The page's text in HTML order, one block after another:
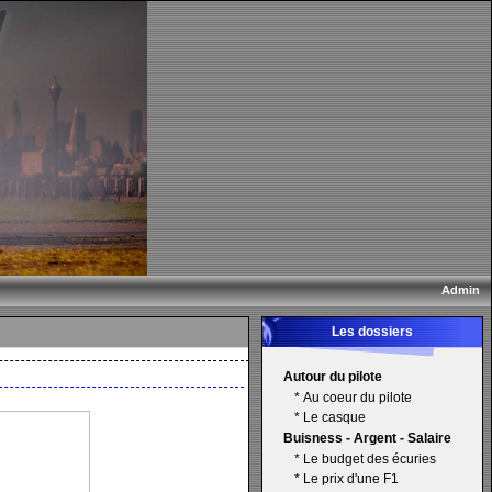
Admin
Les dossiers
Autour du pilote
* Au coeur du pilote
* Le casque
Buisness - Argent - Salaire
* Le budget des écuries
* Le prix d'une F1